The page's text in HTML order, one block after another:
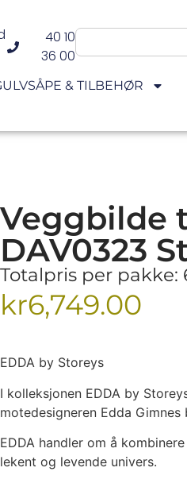
40 10
36 00
& TILBEHØR
Veggbilde
DAV0323
Totalpris per pakke:
kr6,749.00
EDDA by Storeys
I kolleksjonen EDDA by
motedesigneren Edda Gimnes
EDDA handler om å
lekent og levende univers.